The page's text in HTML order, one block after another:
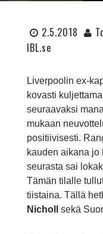
2.5.2018
IBL.se
Liverpoolin ex-
kovasti
seuraavaksi
mukaan
positiivisesti.
kauden aikana
seurasta sai
Tämän tilalle
tiistaina. Tällä
Nicholl sekä